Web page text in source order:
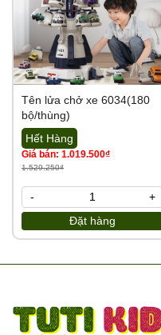
Tên lửa chở xe 6034(180
bộ/thùng)
Hết Hàng
Giá bán: 1.019.500₫
1.529.250₫
Đặt hàng
- +